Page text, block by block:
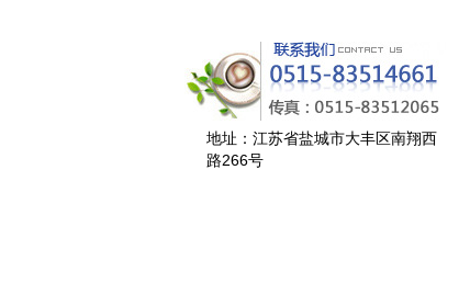
地址：江苏省盐城市大丰区南翔西
路266号